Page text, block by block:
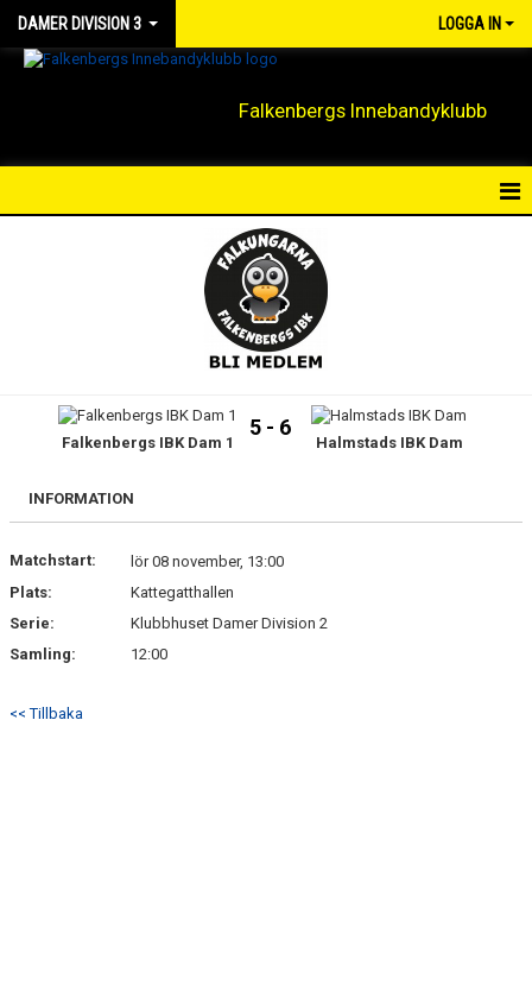
DAMER DIVISION 3 LOGGA IN
Falkenbergs Innebandyklubb
TRUPPEN
BILDGALLERI
KONTAKT
TABELL DAMER DIVISION 3
Falkenbergs IBK Dam 1
5 - 6
Halmstads IBK Dam
INFORMATION
Matchstart:
lör 08 november, 13:00
Plats:
Kattegatthallen
Serie:
Klubbhuset Damer Division 2
Samling:
12:00
<< Tillbaka